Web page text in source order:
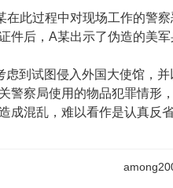
在此过程中对现场工作的警
件后，A某出示了伪造的美军
虑到试图侵入外国大使馆，
警察局使用的物品犯罪情形
成混乱，难以看作是认真反